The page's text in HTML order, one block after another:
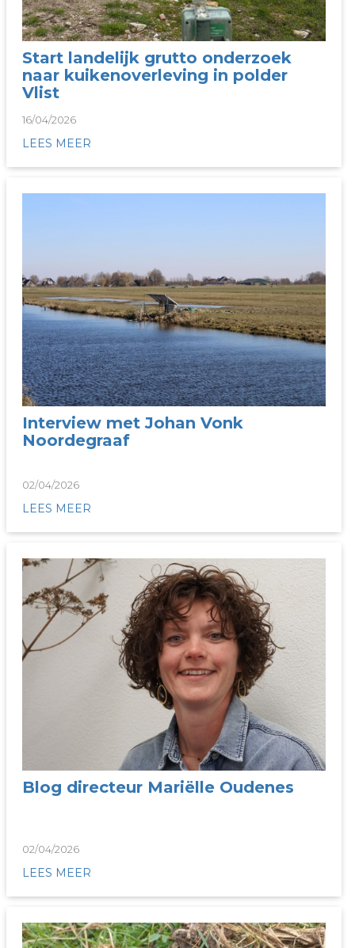
Start landelijk grutto onderzoek
naar kuikenoverleving in polder
Vlist
16/04/2026
LEES MEER
Interview met Johan Vonk
Noordegraaf
02/04/2026
LEES MEER
Blog directeur Mariëlle Oudenes
02/04/2026
LEES MEER